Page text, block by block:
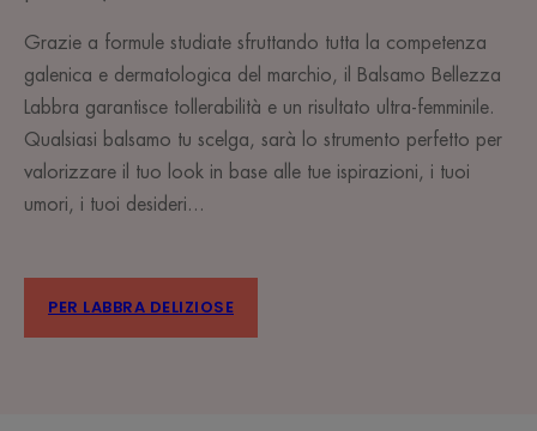
Grazie a formule studiate sfruttando tutta la competenza
galenica e dermatologica del marchio, il Balsamo Bellezza
Labbra garantisce tollerabilità e un risultato ultra-femminile.
Qualsiasi balsamo tu scelga, sarà lo strumento perfetto per
valorizzare il tuo look in base alle tue ispirazioni, i tuoi
umori, i tuoi desideri...
PER LABBRA DELIZIOSE